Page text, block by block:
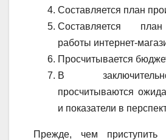
Составляется план
Составляется
работы интернет-
Просчитывается
В
просчитываются
и показатели в
Прежде, чем приступить